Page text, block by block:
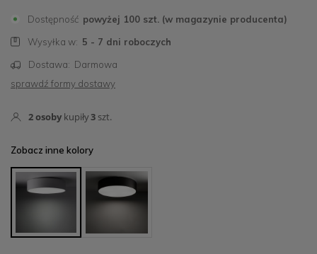
Dostępność powyżej 100 szt. (w magazynie producenta)
Wysyłka w: 5 - 7 dni roboczych
Dostawa: Darmowa
sprawdź formy dostawy
2osoby kupiły3 szt.
Zobacz inne kolory